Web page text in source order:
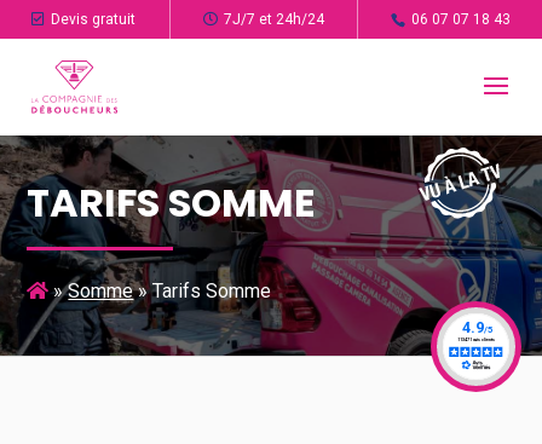
Devis gratuit 7J/7 et 24h/24 06 07 07 18 43
TARIFS SOMME
»Somme»Tarifs Somme